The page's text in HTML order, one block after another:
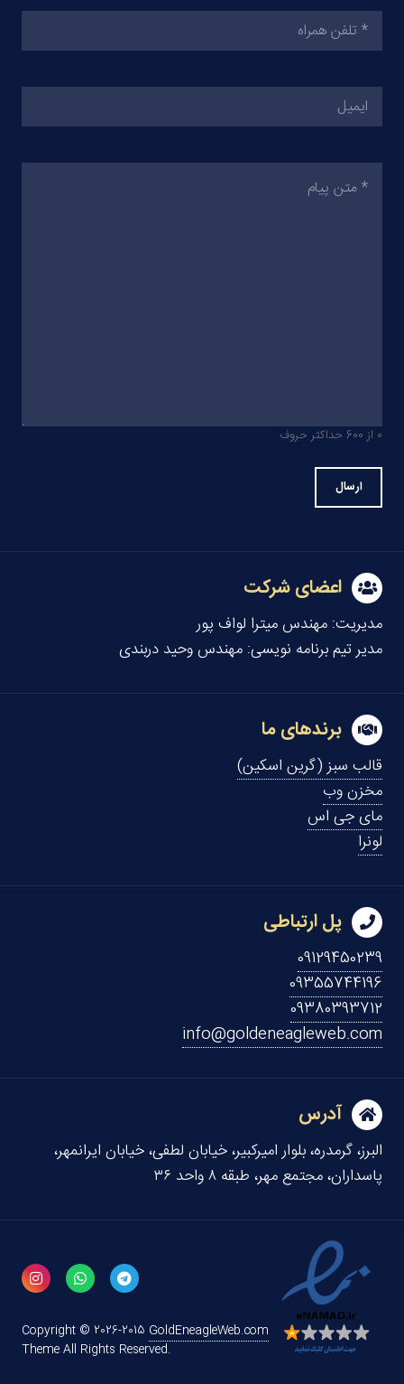
تلفن
(ضروری)
ایمیل
پیام(ضروری)
0 از 600 حداکثر حروف
اعضای شرکت
مدیریت: مهندس میترا لواف پور
مدیر تیم برنامه نویسی: مهندس وحید دربندی
برندهای ما
قالب سبز (گرین اسکین)
مخزن وب
مای جی اس
لونرا
پل ارتباطی
09129450239
09355744196
09380393712
info@goldeneagleweb.com
آدرس
البرز، گرمدره، بلوار امیرکبیر، خیابان لطفی، خیابان ایرانمهر،
پاسداران، مجتمع مهر، طبقه ۸ واحد ۳۶
Copyright © 2026-2015 GoldEneagleWeb.com
Theme All Rights Reserved.